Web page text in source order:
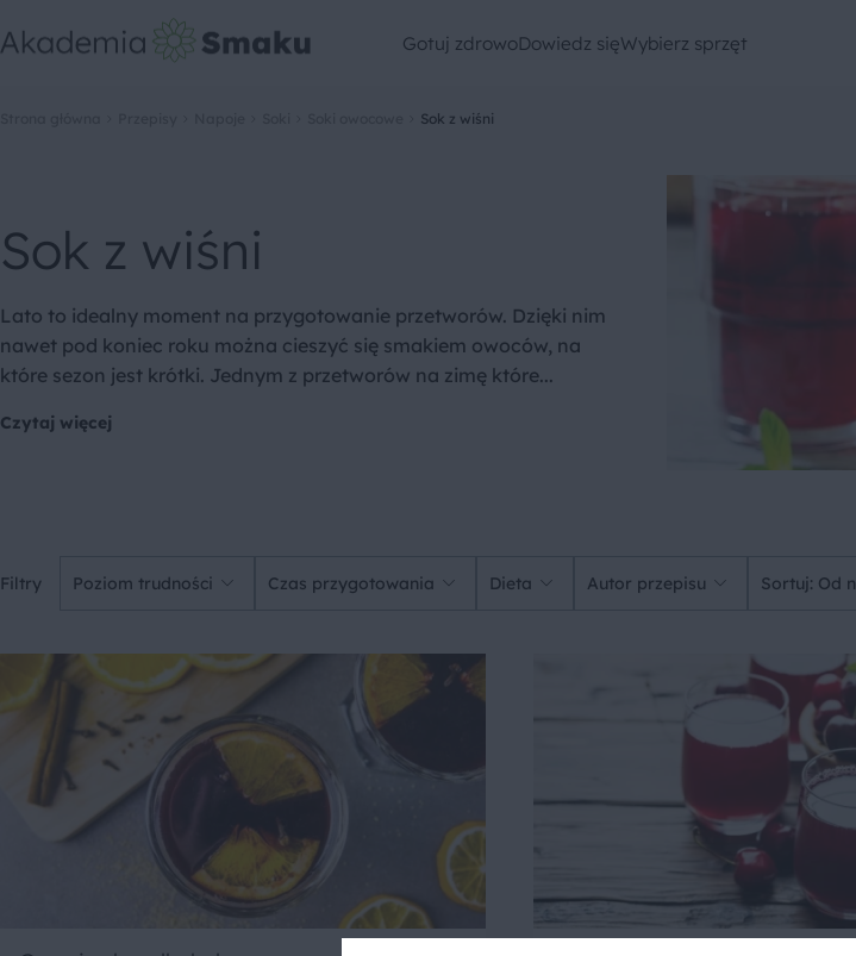
Gotuj zdrowoDowiedz sięWybierz sprzęt
Sok z wiśni
Sok z wiśni
Lato to idealny moment na przygotowanie przetworów. Dzięki nim
nawet pod koniec roku można cieszyć się smakiem owoców, na
które sezon jest krótki. Jednym z przetworów na zimę które...
Czytaj więcej
Filtry Poziom trudności Czas przygotowania Dieta Autor przepisu Sortuj: Od